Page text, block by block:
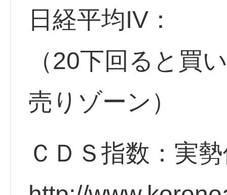
日経平均IV：
（20下回ると買
売りゾーン）
ＣＤＳ指数：実